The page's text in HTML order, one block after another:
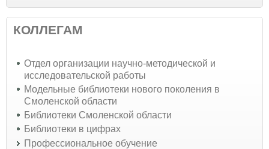
КОЛЛЕГАМ
Отдел организации научно-методической и
исследовательской работы
Модельные библиотеки нового поколения в
Смоленской области
Библиотеки Смоленской области
Библиотеки в цифрах
Профессиональное обучение